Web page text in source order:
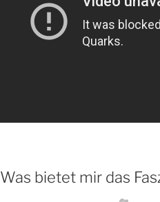
Was bietet mir das